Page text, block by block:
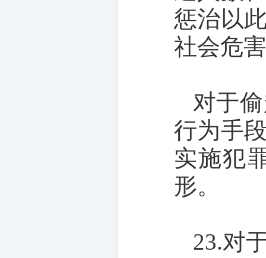
惩治以
社会危
对于
行为手
实施犯
形。
23.对